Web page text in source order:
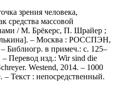
зрения человека,
средства массовой
/ М. Брёкерс, П. Шрайер ;
– Москва : РОССПЭН,
Библиогр. в примеч.: с. 125–
Перевод изд.: Wir sind die
Westend, 2014. – 1000
– Текст : непосредственный.